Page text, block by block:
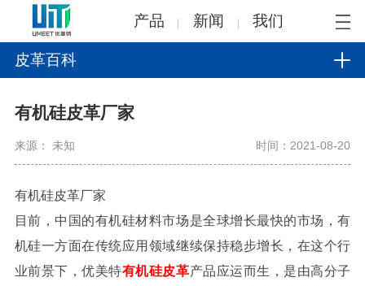
产品 新闻 我们
皮革百科
有机硅皮革厂家
来源： 未知 时间：2021-08-20
有机硅皮革厂家
目前，中国的有机硅材料市场是全球增长最快的市场，有
机硅一方面在传统应用领域继续保持稳步增长，在这个行
业前景下，优美特有机硅皮革产品应运而生，是由高分子